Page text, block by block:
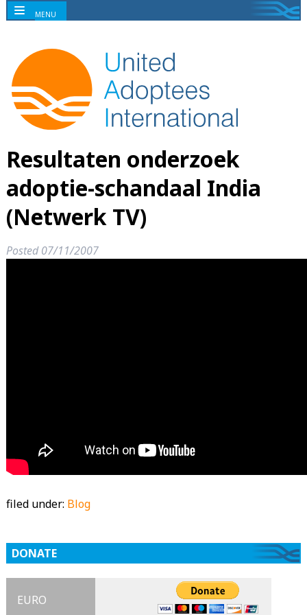
Resultaten onderzoek
adoptie-schandaal India
(Netwerk TV)
Posted07/11/2007
filed under: Blog
DONATE
EURO
MENU